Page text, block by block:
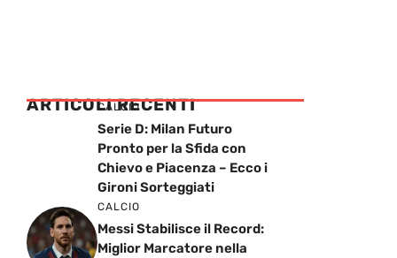
ARTICOLI RECENTI
CALCIO
Serie D: Milan Futuro
Pronto per la Sfida con
Chievo e Piacenza – Ecco i
Gironi Sorteggiati
CALCIO
Messi Stabilisce il Record:
Miglior Marcatore nella